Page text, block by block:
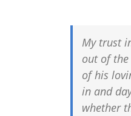
My trust
out of the
of his
in and
whether